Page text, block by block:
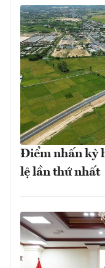
Điểm nhấn kỳ
lệ lần thứ nhất